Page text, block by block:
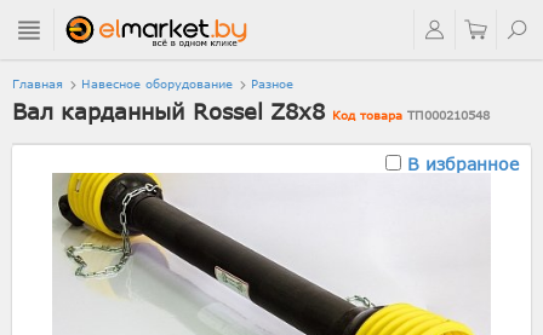
Главная Навесное оборудование Разное
Вал карданный Rossel Z8x8 Код товара ТП000210548
В избранное